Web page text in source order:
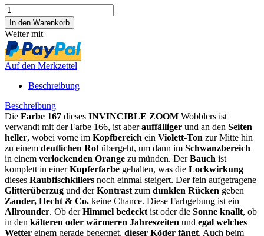
Weiter mit
Auf den Merkzettel
Beschreibung
Beschreibung
Die Farbe 167 dieses INVINCIBLE ZOOM Wobblers ist
verwandt mit der Farbe 166, ist aberauffälliger und an den Seiten
heller, wobei vorne im Kopfbereich ein Violett-Ton zur Mitte hin
zu einem deutlichen Rot übergeht, um dann im Schwanzbereich
in einem verlockenden Orange zu münden. DerBauch ist
komplett in einerKupferfarbe gehalten, was die Lockwirkung
dieses Raubfischkillers noch einmal steigert. Der fein aufgetragene
Glitterüberzug und derKontrast zum dunklen Rücken geben
Zander, Hecht & Co. keine Chance. Diese Farbgebung ist ein
Allrounder. Ob derHimmel bedeckt ist oder die Sonne knallt, ob
in den kälteren oder wärmeren Jahreszeiten und egal welches
Wetter einem gerade begegnet, dieser Köder fängt. Auch beim